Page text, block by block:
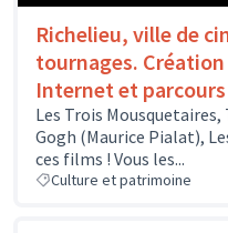
Richelieu, ville de
tournages.
Internet et
Les Trois
Gogh (Maurice Pialat),
ces films ! Vous les...
Culture et patrimoine